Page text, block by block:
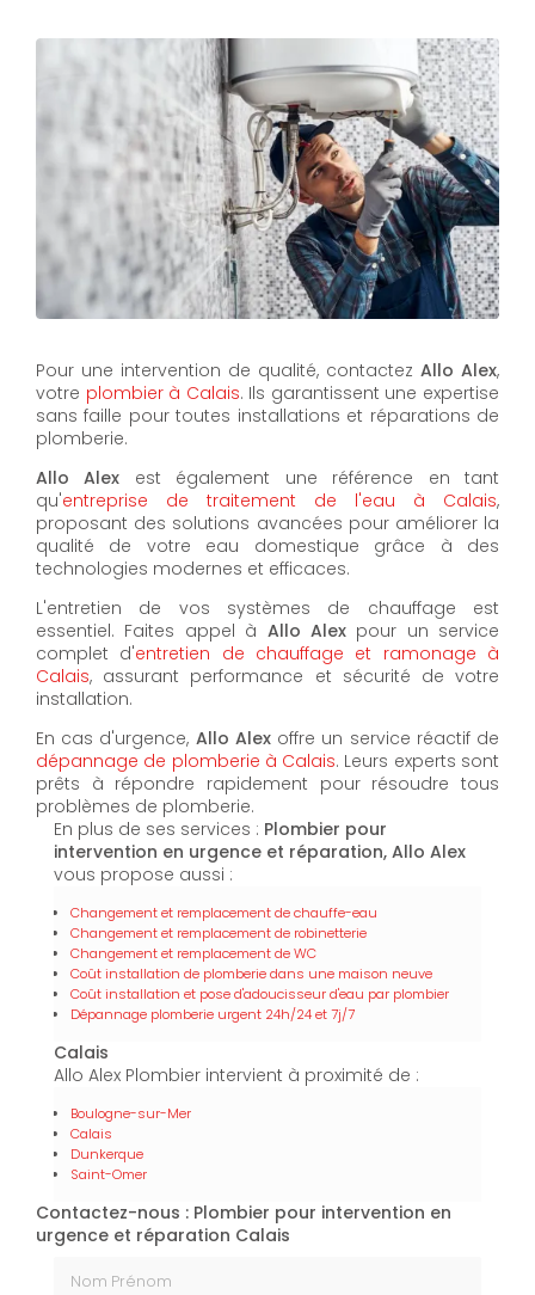
Pour une intervention de qualité, contactez Allo Alex,
votre plombier à Calais. Ils garantissent une expertise
sans faille pour toutes installations et réparations de
plomberie.
Allo Alex est également une référence en tant
qu'entreprise de traitement de l'eau à Calais,
proposant des solutions avancées pour améliorer la
qualité de votre eau domestique grâce à des
technologies modernes et efficaces.
L'entretien de vos systèmes de chauffage est
essentiel. Faites appel à Allo Alexpour un service
complet d'entretien de chauffage et ramonage à
Calais, assurant performance et sécurité de votre
installation.
En cas d'urgence, Allo Alexoffre un service réactif de
dépannage de plomberie à Calais. Leurs experts sont
prêts à répondre rapidement pour résoudre tous
problèmes de plomberie.
En plus de ses services : Plombier pour
intervention en urgence et réparation, Allo Alex
vous propose aussi :
Changement et remplacement de chauffe-eau
Changement et remplacement de robinetterie
Changement et remplacement de WC
Coût installation de plomberie dans une maison neuve
Coût installation et pose d'adoucisseur d'eau par plombier
Dépannage plomberie urgent 24h/24 et 7j/7
Calais
Allo Alex Plombier intervient à proximité de :
Boulogne-sur-Mer
Calais
Dunkerque
Saint-Omer
Contactez-nous : Plombier pour intervention en
urgence et réparation Calais